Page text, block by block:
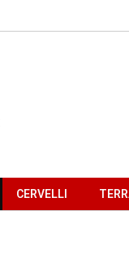
CERVELLI